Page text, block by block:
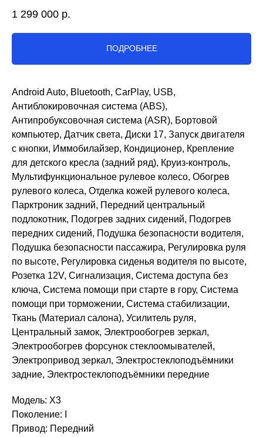
1 299 000 р.
ПОДРОБНЕЕ
Android Auto, Bluetooth, CarPlay, USB,
Антиблокировочная система (ABS),
Антипробуксовочная система (ASR), Бортовой
компьютер, Датчик света, Диски 17, Запуск двигателя
с кнопки, Иммобилайзер, Кондиционер, Крепление
для детского кресла (задний ряд), Круиз-контроль,
Мультифункциональное рулевое колесо, Обогрев
рулевого колеса, Отделка кожей рулевого колеса,
Парктроник задний, Передний центральный
подлокотник, Подогрев задних сидений, Подогрев
передних сидений, Подушка безопасности водителя,
Подушка безопасности пассажира, Регулировка руля
по высоте, Регулировка сиденья водителя по высоте,
Розетка 12V, Сигнализация, Система доступа без
ключа, Система помощи при старте в гору, Система
помощи при торможении, Система стабилизации,
Ткань (Материал салона), Усилитель руля,
Центральный замок, Электрообогрев зеркал,
Электрообогрев форсунок стеклоомывателей,
Электропривод зеркал, Электростеклоподъёмники
задние, Электростеклоподъёмники передние
Модель: X3
Поколение: I
Привод: Передний